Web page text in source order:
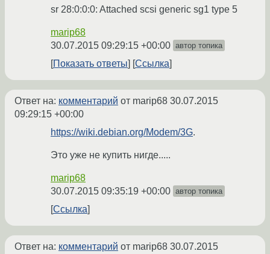
sr 28:0:0:0: Attached scsi generic sg1 type 5
marip68
30.07.2015 09:29:15 +00:00 автор топика
Показать ответы Ссылка
Ответ на: комментарий от marip68 30.07.2015
09:29:15 +00:00
https://wiki.debian.org/Modem/3G.
Это уже не купить нигде.....
marip68
30.07.2015 09:35:19 +00:00 автор топика
Ссылка
Ответ на: комментарий от marip68 30.07.2015